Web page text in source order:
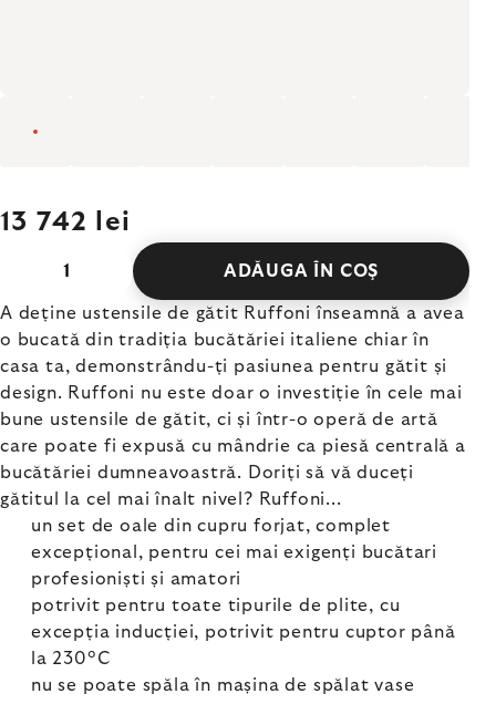
13 742 lei
ADĂUGA ÎN COŞ
A deține ustensile de gătit Ruffoni înseamnă a avea
o bucată din tradiția bucătăriei italiene chiar în
casa ta, demonstrându-ți pasiunea pentru gătit și
design. Ruffoni nu este doar o investiție în cele mai
bune ustensile de gătit, ci și într-o operă de artă
care poate fi expusă cu mândrie ca piesă centrală a
bucătăriei dumneavoastră. Doriți să vă duceți
gătitul la cel mai înalt nivel? Ruffoni...
un set de oale din cupru forjat, complet
excepțional, pentru cei mai exigenți bucătari
profesioniști și amatori
potrivit pentru toate tipurile de plite, cu
excepția inducției, potrivit pentru cuptor până
la 230°C
nu se poate spăla în mașina de spălat vase